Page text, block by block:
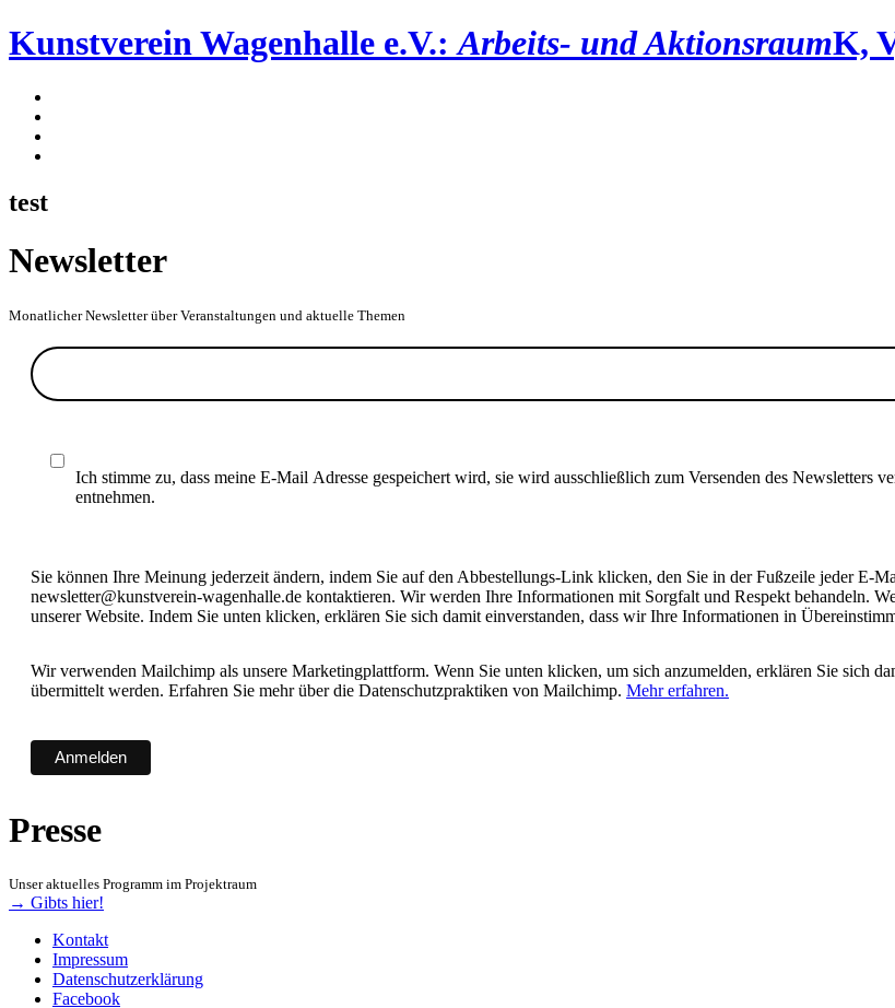
Kunstverein Wagenhalle e.V.:Arbeits- und AktionsraumK,
test
Newsletter
Monatlicher Newsletter über Veranstaltungen und aktuelle Themen
Ich stimme zu, dass meine E-Mail Adresse gespeichert wird, sie wird ausschließlich zum Versenden des Newsletters
entnehmen.
Sie können Ihre Meinung jederzeit ändern, indem Sie auf den Abbestellungs-Link klicken, den Sie in der Fußzeile jeder E-
newsletter@kunstverein-wagenhalle.de kontaktieren. Wir werden Ihre Informationen mit Sorgfalt und Respekt behandeln.
unserer Website. Indem Sie unten klicken, erklären Sie sich damit einverstanden, dass wir Ihre Informationen in
Wir verwenden Mailchimp als unsere Marketingplattform. Wenn Sie unten klicken, um sich anzumelden, erklären Sie sich
übermittelt werden. Erfahren Sie mehr über die Datenschutzpraktiken von Mailchimp. Mehr erfahren.
Presse
Unser aktuelles Programm im Projektraum
→ Gibts hier!
Kontakt
Impressum
Datenschutzerklärung
Facebook